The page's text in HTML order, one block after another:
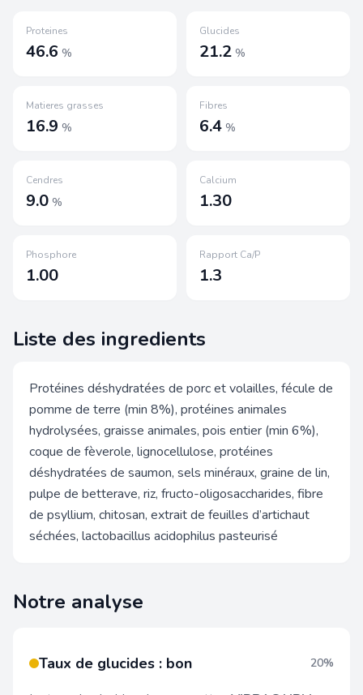
Proteines
46.6 %
Glucides
21.2 %
Matieres grasses
16.9 %
Fibres
6.4 %
Cendres
9.0 %
Calcium
1.30
Phosphore
1.00
Rapport Ca/P
1.3
Liste des ingredients
Protéines déshydratées de porc et volailles, fécule de
pomme de terre (min 8%), protéines animales
hydrolysées, graisse animales, pois entier (min 6%),
coque de fèverole, lignocellulose, protéines
déshydratées de saumon, sels minéraux, graine de lin,
pulpe de betterave, riz, fructo-oligosaccharides, fibre
de psyllium, chitosan, extrait de feuilles d’artichaut
séchées, lactobacillus acidophilus pasteurisé
Notre analyse
Taux de glucides : bon 20%